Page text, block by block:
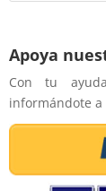
Apoya
Con tu
informándote a